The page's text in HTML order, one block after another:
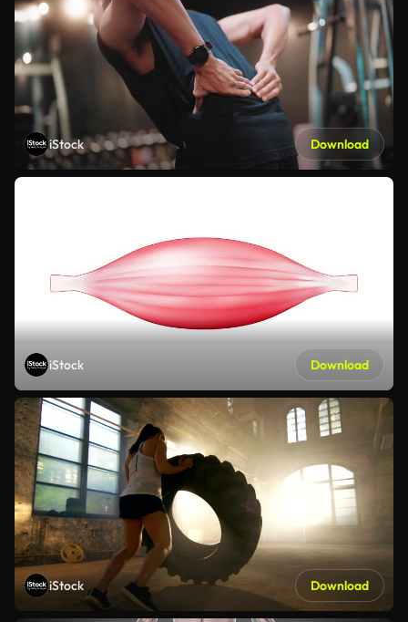
iStock Download
iStock Download
iStock Download